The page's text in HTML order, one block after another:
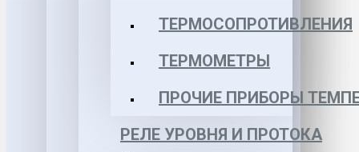
ТЕРМОСОПРОТИВЛЕНИЯ
ТЕРМОМЕТРЫ
ПРОЧИЕ ПРИБОРЫ
РЕЛЕ УРОВНЯ И ПРОТОКА